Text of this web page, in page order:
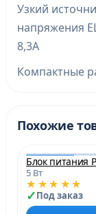
Узкий
напряжения
8,3A
Компактные
Похожие
5 Вт
★★★★★
Под заказ